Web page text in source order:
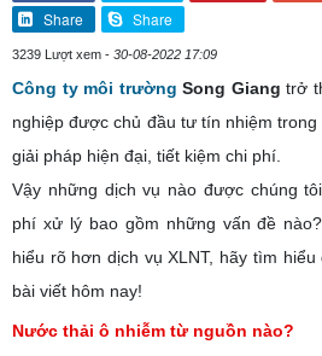
Share
Share
3239 Lượt xem - 30-08-2022 17:09
Công ty môi trường Song Giang trở
nghiệp được chủ đầu tư tín nhiệm
giải pháp hiện đại, tiết kiệm chi phí.
Vậy những dịch vụ nào được chúng
phí xử lý bao gồm những vấn đề
hiểu rõ hơn dịch vụ XLNT, hãy tìm
bài viết hôm nay!
Nước thải ô nhiễm từ nguồn nào?